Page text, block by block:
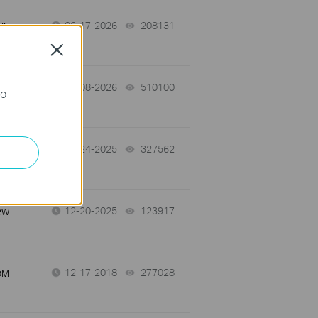
06-17-2026 208131
04-08-2026 510100
12-24-2025 327562
12-20-2025 123917
12-17-2018 277028
Close